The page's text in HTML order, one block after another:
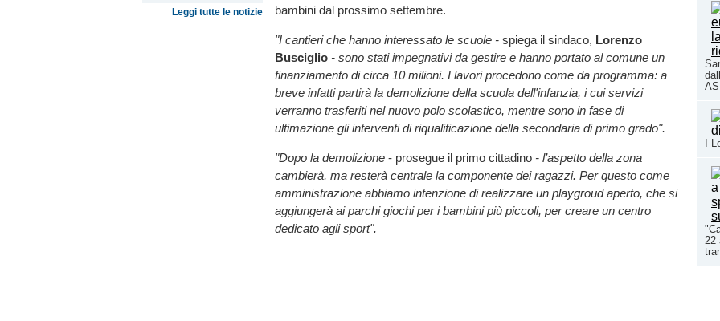
I
22
Leggi tutte le notizie
bambini dal prossimo settembre.
"I cantieri che hanno interessato le scuole - spiega il sindaco, Lorenzo
Busciglio - sono stati impegnativi da gestire e hanno portato al comune un
finanziamento di circa 10 milioni. I lavori procedono come da programma: a
breve infatti partirà la demolizione della scuola dell'infanzia, i cui servizi
verranno trasferiti nel nuovo polo scolastico, mentre sono in fase di
ultimazione gli interventi di riqualificazione della secondaria di primo grado".
"Dopo la demolizione - prosegue il primo cittadino - l’aspetto della zona
cambierà, ma resterà centrale la componente dei ragazzi. Per questo come
amministrazione abbiamo intenzione di realizzare un playgroud aperto, che si
aggiungerà ai parchi giochi per i bambini più piccoli, per creare un centro
dedicato agli sport".